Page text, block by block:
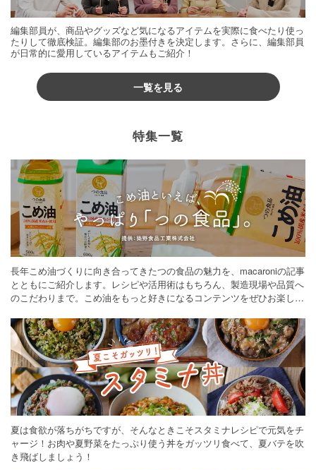
編集部員が、商品やグッズなど気になるアイテムを実際に食べたり使っ
たりして徹底検証。編集部のお墨付きを決定します。さらに、編集部員
が日常的に愛用しているアイテムもご紹介！
一覧を見る
特集一覧
長年こめ油づくりに向き合ってきたつの食品の魅力を、macaroniの記事
とともにご紹介します。レシピや活用術はもちろん、製造現場や品質へ
のこだわりまで。こめ油をもっと好きになるコンテンツをぜひお楽しみ
夏は食欲が落ちがちですが、そんなときこそスタミナレシピで元気をチ
ャージ！お肉や夏野菜をたっぷり使う丼をガッツリ食べて、夏バテを吹
き飛ばしましょう！